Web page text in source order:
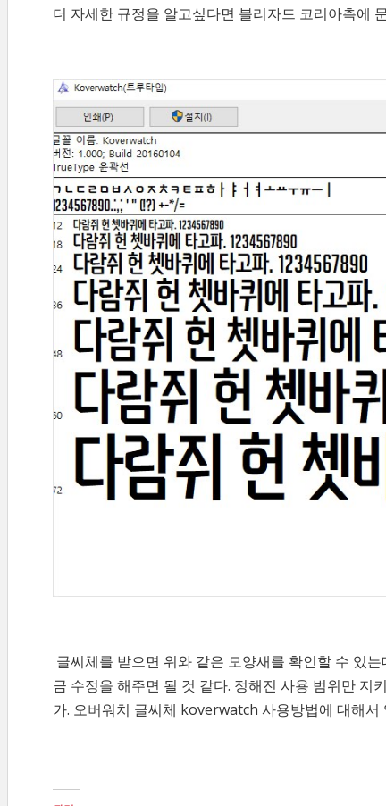
더 자세한 규정을 알고싶다면 블리자드 코리아측에
글씨체를 받으면 위와 같은 모양새를 확인할 수 있
금 수정을 해주면 될 것 같다. 정해진 사용 범위만 지
가. 오버워치 글씨체 koverwatch 사용방법에 대해서